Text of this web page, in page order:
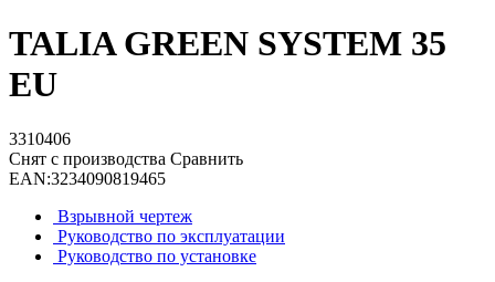
TALIA GREEN SYSTEM 35
EU
3310406
Снят с производства Сравнить
EAN:3234090819465
Взрывной чертеж
Руководство по эксплуатации
Руководство по установке